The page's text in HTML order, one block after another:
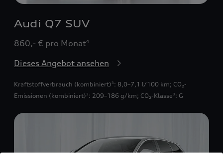
Audi Q7 SUV
860,- € pro Monat4
Dieses Angebot ansehen
Kraftstoffverbrauch (kombiniert) 3 : 8,0–7,1 l/100 km; CO₂-
Emissionen (kombiniert) 3 : 209–186 g/km; CO₂-Klasse 3 : G